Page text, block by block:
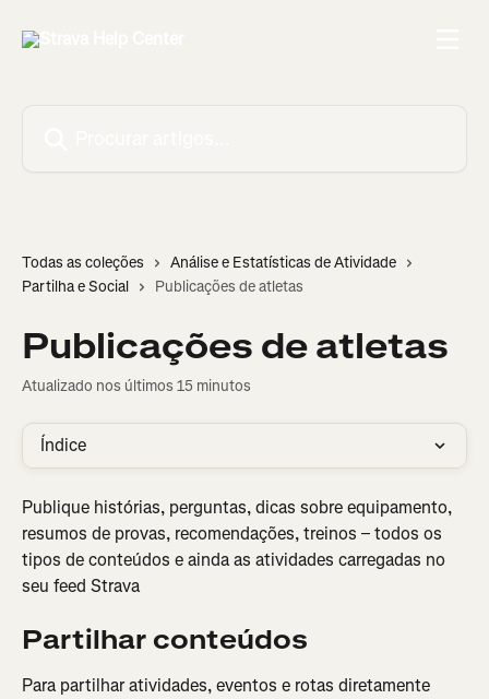
Todas as coleções
Análise e Estatísticas de Atividade
Partilha e Social
Publicações de atletas
Publicações de atletas
Atualizado nos últimos 15 minutos
Índice
Publique histórias, perguntas, dicas sobre equipamento,
resumos de provas, recomendações, treinos – todos os
tipos de conteúdos e ainda as atividades carregadas no
seu feed Strava
Partilhar conteúdos
Para partilhar atividades, eventos e rotas diretamente